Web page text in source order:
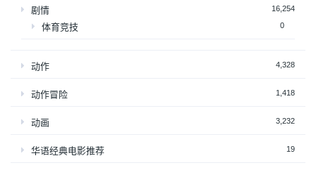
剧情 16,254
体育竞技 0
动作 4,328
动作冒险 1,418
动画 3,232
华语经典电影推荐 19